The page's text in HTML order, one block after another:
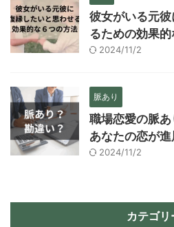
彼女がいる元
るための効果
2024/11/2
脈あり
職場恋愛の脈あ
あなたの恋が
2024/11/2
カテゴリ